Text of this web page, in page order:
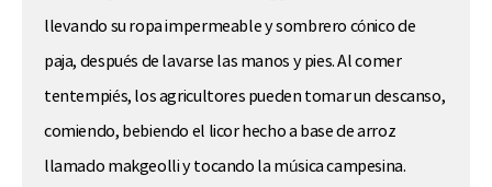
llevando su ropa impermeable y sombrero cónico de
paja, después de lavarse las manos y pies. Al comer
tentempiés, los agricultores pueden tomar un descanso,
comiendo, bebiendo el licor hecho a base de arroz
llamado makgeolli y tocando la música campesina.